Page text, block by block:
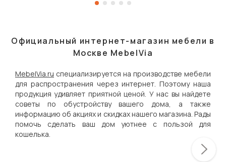
Официальный интернет-магазин мебели в
Москве MebelVia
MebelVia.ru специализируется на производстве мебели
для распространения через интернет. Поэтому наша
продукция удивляет приятной ценой. У нас вы найдете
советы по обустройству вашего дома, а также
информацию об акциях и скидках нашего магазина. Рады
помочь сделать ваш дом уютнее с пользой для
кошелька.